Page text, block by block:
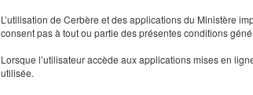
L’utilisation de Cerbère et des applications du Ministère
consent pas à tout ou partie des présentes conditions
Lorsque l’utilisateur accède aux applications mises en
utilisée.